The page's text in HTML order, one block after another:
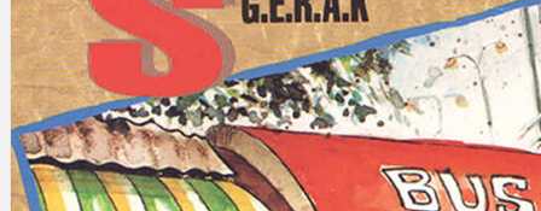
Gelintar
×